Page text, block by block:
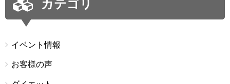
カテゴリ
イベント情報
お客様の声